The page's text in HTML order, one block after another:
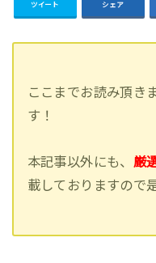
ツイート シェア
ここまでお読み頂き
す！
本記事以外にも、 厳
載しておりますので